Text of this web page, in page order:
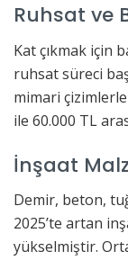
Ruhsat ve
Kat çıkmak için
ruhsat süreci
mimari
ile 60.000 TL
İnşaat
Demir, beton,
2025’te artan
yükselmiştir.